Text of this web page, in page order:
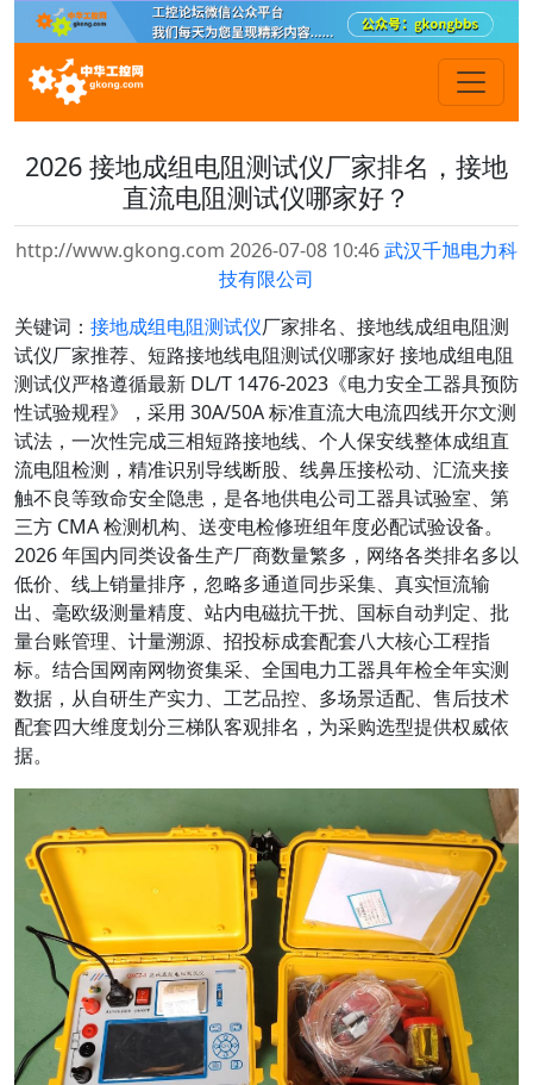
2026 接地成组电阻测试仪厂家排名，接地
直流电阻测试仪哪家好？
http://www.gkong.com 2026-07-08 10:46武汉千旭电力科
技有限公司
关键词： 接地成组电阻测试仪厂家排名、接地线成组电阻测
试仪厂家推荐、短路接地线电阻测试仪哪家好 接地成组电阻
测试仪严格遵循最新 DL/T 1476-2023《电力安全工器具预防
性试验规程》，采用 30A/50A 标准直流大电流四线开尔文测
试法，一次性完成三相短路接地线、个人保安线整体成组直
流电阻检测，精准识别导线断股、线鼻压接松动、汇流夹接
触不良等致命安全隐患，是各地供电公司工器具试验室、第
三方 CMA 检测机构、送变电检修班组年度必配试验设备。
2026 年国内同类设备生产厂商数量繁多，网络各类排名多以
低价、线上销量排序，忽略多通道同步采集、真实恒流输
出、毫欧级测量精度、站内电磁抗干扰、国标自动判定、批
量台账管理、计量溯源、招投标成套配套八大核心工程指
标。结合国网南网物资集采、全国电力工器具年检全年实测
数据，从自研生产实力、工艺品控、多场景适配、售后技术
配套四大维度划分三梯队客观排名，为采购选型提供权威依
据。